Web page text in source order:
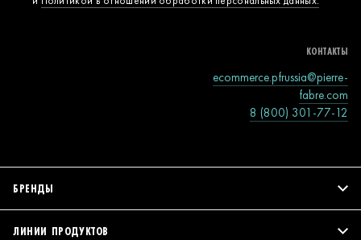
персональных
КОНТАКТЫ
ecommerce.pfrussia@pierre-
fabre.com
8 (800) 301-77-12
БРЕНДЫ
ЛИНИИ ПРОДУКТОВ